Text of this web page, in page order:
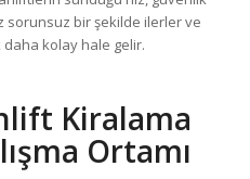
sorunsuz bir şekilde ilerler ve
kolay hale gelir.
Kiralama
Ortamı